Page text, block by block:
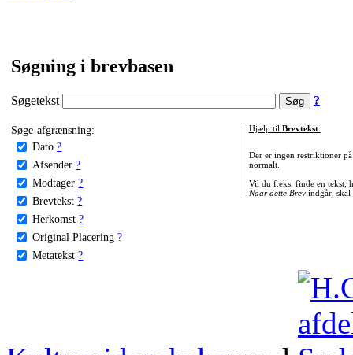
Søgning i brevbasen
Søgetekst ?
Søge-afgrænsning:
Dato ?
Afsender ?
Modtager ?
Brevtekst ?
Herkomst ?
Original Placering ?
Metatekst ?
Hjælp til Brevtekst:
Der er ingen restriktioner
normalt.
Vil du f.eks. finde en tekst,
Naar dette Brevindgår, skal